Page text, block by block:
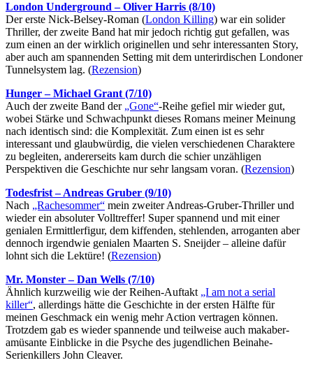
London Underground – Oliver Harris (8/10)
Der erste Nick-Belsey-Roman (London Killing) war ein solider
Thriller, der zweite Band hat mir jedoch richtig gut gefallen, was
zum einen an der wirklich originellen und sehr interessanten Story,
aber auch am spannenden Setting mit dem unterirdischen Londoner
Tunnelsystem lag. (Rezension)
Hunger – Michael Grant (7/10)
Auch der zweite Band der „Gone“-Reihe gefiel mir wieder gut,
wobei Stärke und Schwachpunkt dieses Romans meiner Meinung
nach identisch sind: die Komplexität. Zum einen ist es sehr
interessant und glaubwürdig, die vielen verschiedenen Charaktere
zu begleiten, andererseits kam durch die schier unzähligen
Perspektiven die Geschichte nur sehr langsam voran. (Rezension)
Todesfrist – Andreas Gruber (9/10)
Nach „Rachesommer“ mein zweiter Andreas-Gruber-Thriller und
wieder ein absoluter Volltreffer! Super spannend und mit einer
genialen Ermittlerfigur, dem kiffenden, stehlenden, arroganten aber
dennoch irgendwie genialen Maarten S. Sneijder – alleine dafür
lohnt sich die Lektüre! (Rezension)
Mr. Monster – Dan Wells (7/10)
Ähnlich kurzweilig wie der Reihen-Auftakt „I am not a serial
killer“, allerdings hätte die Geschichte in der ersten Hälfte für
meinen Geschmack ein wenig mehr Action vertragen können.
Trotzdem gab es wieder spannende und teilweise auch makaber-
amüsante Einblicke in die Psyche des jugendlichen Beinahe-
Serienkillers John Cleaver.